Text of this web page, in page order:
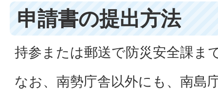
申請書の提出方法
持参または郵送で防災安全課ま
なお、南勢庁舎以外にも、南島